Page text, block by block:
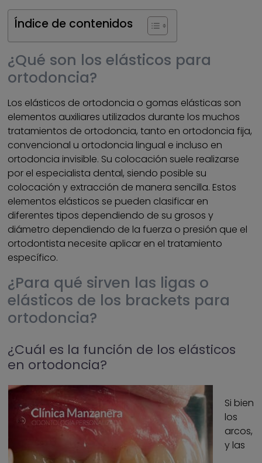
Índice de contenidos
¿Qué son los elásticos para
ortodoncia?
Los elásticos de ortodoncia o gomas elásticas son
elementos auxiliares utilizados durante los muchos
tratamientos de ortodoncia, tanto en ortodoncia fija,
convencional u ortodoncia lingual e incluso en
ortodoncia invisible. Su colocación suele realizarse
por el especialista dental, siendo posible su
colocación y extracción de manera sencilla. Estos
elementos elásticos se pueden clasificar en
diferentes tipos dependiendo de su grosos y
diámetro dependiendo de la fuerza o presión que el
ortodontista necesite aplicar en el tratamiento
específico.
¿Para qué sirven las ligas o
elásticos de los brackets para
ortodoncia?
¿Cuál es la función de los elásticos
en ortodoncia?
Si bien
los
arcos,
y las